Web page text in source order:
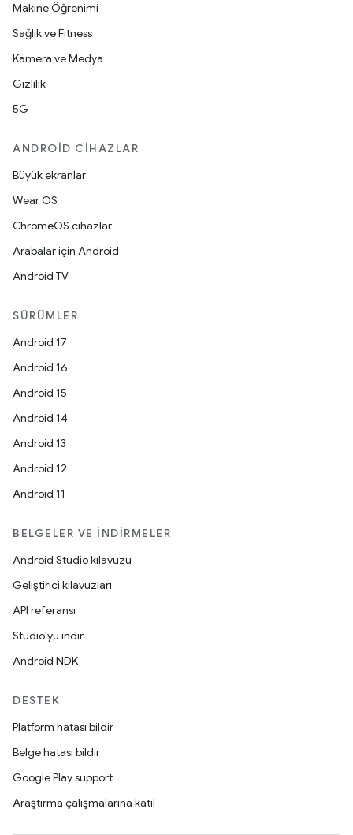
Makine Öğrenimi
Sağlık ve Fitness
Kamera ve Medya
Gizlilik
5G
ANDROID CIHAZLAR
Büyük ekranlar
Wear OS
ChromeOS cihazlar
Arabalar için Android
Android TV
SÜRÜMLER
Android 17
Android 16
Android 15
Android 14
Android 13
Android 12
Android 11
BELGELER VE İNDIRMELER
Android Studio kılavuzu
Geliştirici kılavuzları
API referansı
Studio'yu indir
Android NDK
DESTEK
Platform hatası bildir
Belge hatası bildir
Google Play support
Araştırma çalışmalarına katıl